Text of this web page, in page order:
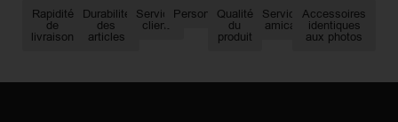
Rapidité
de
livraison
Durabilité
des
articles
Service
client
Personnalisation
Qualité
du
produit
Service
amical
Accessoires
identiques
aux photos